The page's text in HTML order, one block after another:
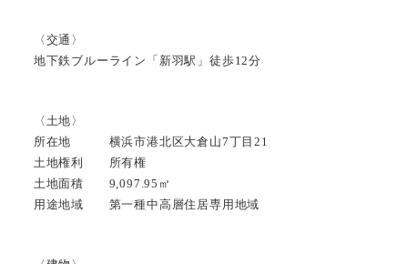
〈交通〉
地下鉄ブルーライン「新羽駅」徒歩12分
〈土地〉
所在地 横浜市港北区大倉山7丁目21
土地権利 所有権
土地面積 9,097.95㎡
用途地域 第一種中高層住居専用地域